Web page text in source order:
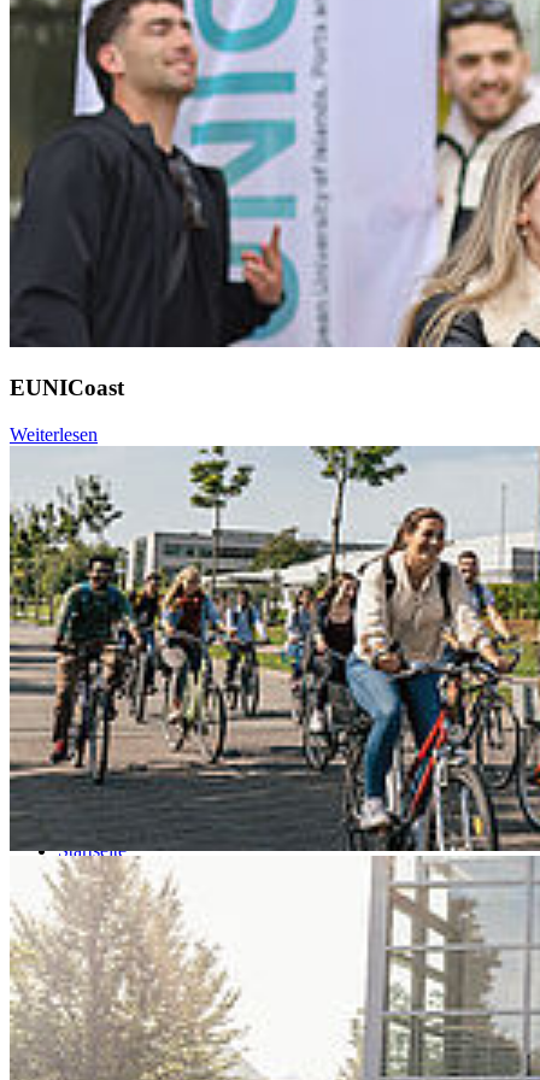
EUNICoast
Weiterlesen
Go to slide 1
Go to slide 2
Go to slide 3
Go to slide 4
Go to slide 5
Go to slide 6
Go to slide 7
Go to slide 8
Go to slide 9
Startseite
HOST
Einrichtungen und Verwaltung
Zentrum für Informations- und Kommunikationstechnik
Printsystem
Stu­den­ti­sches Druck­sys­tem mit Pa­per­cut
Achtung!!! Es gibt nur einen Umbucher im Mensavorraum.Im
Interesse einer besseren allgemeinen Verfügbarkeit wurde der
funktionierende Umbucher jetzt im Mensavorraum aufgestellt. Der